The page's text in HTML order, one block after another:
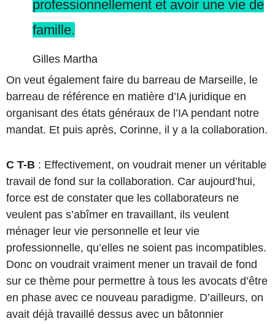
professionnellement et avoir une vie de
famille.
Gilles Martha
On veut également faire du barreau de Marseille, le
barreau de référence en matière d’IA juridique en
organisant des états généraux de l’IA pendant notre
mandat. Et puis après, Corinne, il y a la collaboration.
C T-B : Effectivement, on voudrait mener un véritable
travail de fond sur la collaboration. Car aujourd’hui,
force est de constater que les collaborateurs ne
veulent pas s’abîmer en travaillant, ils veulent
ménager leur vie personnelle et leur vie
professionnelle, qu’elles ne soient pas incompatibles.
Donc on voudrait vraiment mener un travail de fond
sur ce thème pour permettre à tous les avocats d’être
en phase avec ce nouveau paradigme. D’ailleurs, on
avait déjà travaillé dessus avec un bâtonnier